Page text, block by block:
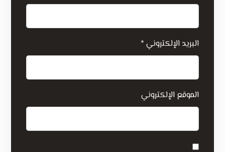
البريد الإلكتروني *
الموقع الإلكتروني